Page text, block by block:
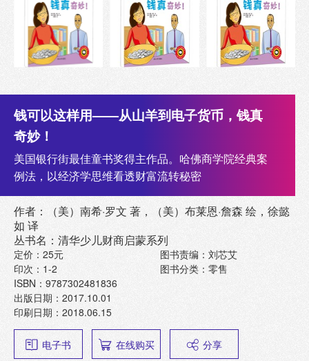
钱可以这样用——从山羊到电子货币，钱真
奇妙！
美国银行街最佳童书奖得主作品。哈佛商学院经典案
例法，以经济学思维看透财富流转秘密
作者：（美）南希·罗文 著，（美）布莱恩·詹森 绘，徐懿
如 译
丛书名：清华少儿财商启蒙系列
定价：25元
印次：1-2
ISBN：9787302481836
出版日期：2017.10.01
印刷日期：2018.06.15
图书责编：刘芯艾
图书分类：零售
电子书 在线购买 分享